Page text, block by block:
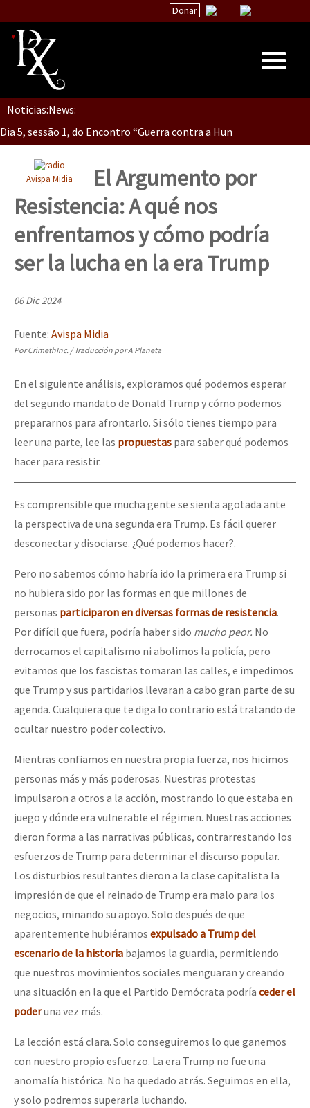
Donar
Inicio
Quiénes Somos
La palabra del EZLN
TEMAS
Chiapas
México
Latinoamérica
EZLN
AutonomÍa y Resistencia
Megaproyectos
Migración
Mujeres
Niñxs
Audio
Fotorreportaje
Otras secciones
Semillero Guerra contra la Humanidad. (Las poblaciones y
la naturaleza bajo asedio)
Libros para descargar
COVID-19
Eventos
Contacto
Noticias:News:
Dia 5, Sessão 2, Encontro “Guerra contra la Humanidad”
Dia 5, sessão 1, do Encontro “Guerra contra a Humanidade”(As
Dia 4 – Encontro “Guerra contra a Humanidade” (As populações
Dia 3 do Encontro “Guerra contra a Humanidade”
Dia 2 do Encontro “Guerra contra a Humanidad”
[CDMX – 20 julio] Jornadas globales por la libertad de Jesús
“Sonhando a Terra do Bem Virá” se publica no Estado Espanhol
Se o México sabe, que o mundo saiba! Nossas lutas pela
[25 abr – CDMX] Tokín por el CNI: 30 años de Resistencia y
Avispa Midia
El Argumento por
Resistencia: A qué nos
enfrentamos y cómo podría
ser la lucha en la era Trump
06 Dic 2024
Fuente: Avispa Midia
Por CrimethInc. / Traducción por A Planeta
En el siguiente análisis, exploramos qué podemos esperar
del segundo mandato de Donald Trump y cómo podemos
prepararnos para afrontarlo. Si sólo tienes tiempo para
leer una parte, lee las propuestas para saber qué podemos
hacer para resistir.
Es comprensible que mucha gente se sienta agotada ante
la perspectiva de una segunda era Trump. Es fácil querer
desconectar y disociarse. ¿Qué podemos hacer?.
Pero no sabemos cómo habría ido la primera era Trump si
no hubiera sido por las formas en que millones de
personas participaron en diversas formas de resistencia.
Por difícil que fuera, podría haber sido mucho peor. No
derrocamos el capitalismo ni abolimos la policía, pero
evitamos que los fascistas tomaran las calles, e impedimos
que Trump y sus partidarios llevaran a cabo gran parte de su
agenda. Cualquiera que te diga lo contrario está tratando de
ocultar nuestro poder colectivo.
Mientras confiamos en nuestra propia fuerza, nos hicimos
personas más y más poderosas. Nuestras protestas
impulsaron a otros a la acción, mostrando lo que estaba en
juego y dónde era vulnerable el régimen. Nuestras acciones
dieron forma a las narrativas públicas, contrarrestando los
esfuerzos de Trump para determinar el discurso popular.
Los disturbios resultantes dieron a la clase capitalista la
impresión de que el reinado de Trump era malo para los
negocios, minando su apoyo. Solo después de que
aparentemente hubiéramos expulsado a Trump del
escenario de la historia bajamos la guardia, permitiendo
que nuestros movimientos sociales menguaran y creando
una situación en la que el Partido Demócrata podría ceder el
poderuna vez más.
La lección está clara. Solo conseguiremos lo que ganemos
con nuestro propio esfuerzo. La era Trump no fue una
anomalía histórica. No ha quedado atrás. Seguimos en ella,
y solo podremos superarla luchando.